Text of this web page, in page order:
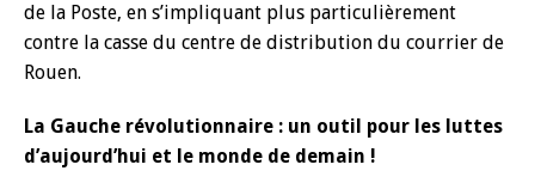
de la Poste, en s’impliquant plus particulièrement
contre la casse du centre de distribution du courrier de
Rouen.
La Gauche révolutionnaire : un outil pour les luttes
d’aujourd’hui et le monde de demain !